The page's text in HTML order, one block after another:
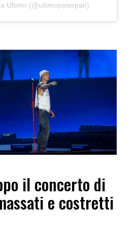
Ultimo (@ultimopeterpan)
il concerto di
e costretti